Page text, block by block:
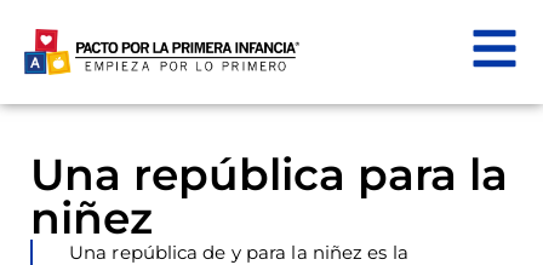
Una república para la
niñez
Una república de y para la niñez es la